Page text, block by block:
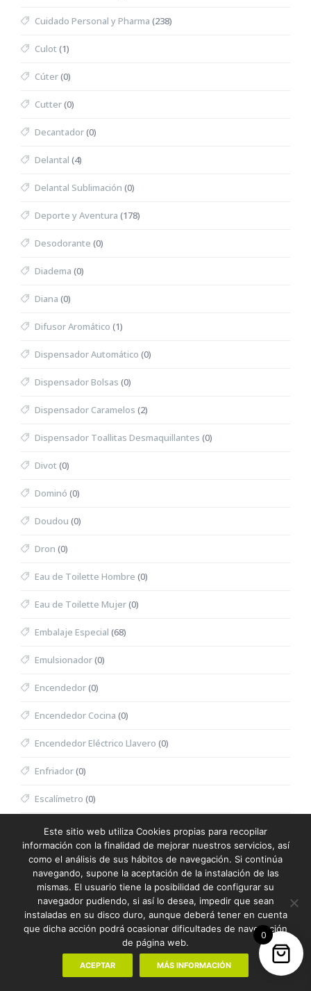
Cuidado Personal y Pharma (238)
Culot (1)
Cúter(0)
Cutter(0)
Decantador(0)
Delantal (4)
Delantal Sublimación (0)
Deporte y Aventura (178)
Desodorante (0)
Diadema (0)
Diana (0)
Difusor Aromático (1)
Dispensador Automático (0)
Dispensador Bolsas (0)
Dispensador Caramelos (2)
Dispensador Toallitas Desmaquillantes (0)
Divot (0)
Dominó (0)
Doudou (0)
Dron (0)
Eau de Toilette Hombre (0)
Eau de Toilette Mujer(0)
Embalaje Especial (68)
Emulsionador(0)
Encendedor(0)
Encendedor Cocina (0)
Encendedor Eléctrico Llavero (0)
Enfriador(0)
Escalímetro (0)
Escritura (387)
Escuadra (0)
Espátula Facial (0)
Especiero (0)
Espejo Multifunción
0
Este sitio web utiliza Cookies propias para recopilar
información con la finalidad de mejorar nuestros servicios, así
como el análisis de sus hábitos de navegación. Si continúa
navegando, supone la aceptación de la instalación de las
mismas. El usuario tiene la posibilidad de configurar su
navegador pudiendo, si así lo desea, impedir que sean
instaladas en su disco duro, aunque deberá tener en cuenta
que dicha acción podrá ocasionar dificultades de navegación
de página web.
ACEPTAR MÁS INFORMACIÓN